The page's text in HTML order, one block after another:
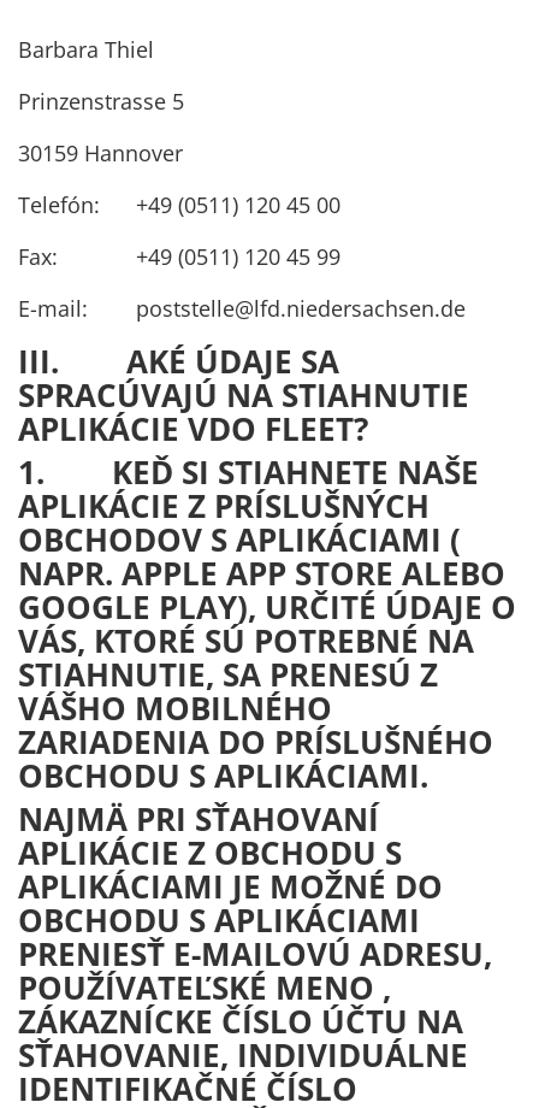
Barbara Thiel
Prinzenstrasse 5
30159 Hannover
Telefón: +49 (0511) 120 45 00
Fax: +49 (0511) 120 45 99
E-mail: poststelle@lfd.niedersachsen.de
III. AKÉ ÚDAJE SA
SPRACÚVAJÚ NA STIAHNUTIE
APLIKÁCIE VDO FLEET?
1. KEĎ SI STIAHNETE NAŠE
APLIKÁCIE Z PRÍSLUŠNÝCH
OBCHODOV S APLIKÁCIAMI (
NAPR. APPLE APP STORE ALEBO
GOOGLE PLAY), URČITÉ ÚDAJE O
VÁS, KTORÉ SÚ POTREBNÉ NA
STIAHNUTIE, SA PRENESÚ Z
VÁŠHO MOBILNÉHO
ZARIADENIA DO PRÍSLUŠNÉHO
OBCHODU S APLIKÁCIAMI.
NAJMÄ PRI SŤAHOVANÍ
APLIKÁCIE Z OBCHODU S
APLIKÁCIAMI JE MOŽNÉ DO
OBCHODU S APLIKÁCIAMI
PRENIESŤ E-MAILOVÚ ADRESU,
POUŽÍVATEĽSKÉ MENO ,
ZÁKAZNÍCKE ČÍSLO ÚČTU NA
SŤAHOVANIE, INDIVIDUÁLNE
IDENTIFIKAČNÉ ČÍSLO